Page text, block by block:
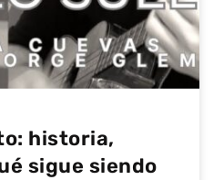
historia,
sigue siendo